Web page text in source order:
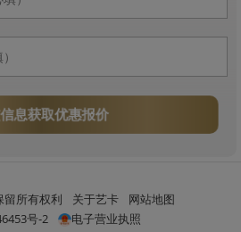
息获取优惠报价
所有权利 关于艺卡
网站地图
号-2
电子营业执照